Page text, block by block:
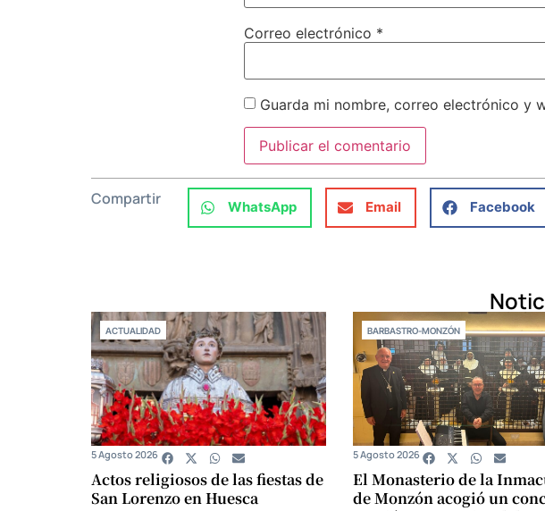
Correo electrónico *
Guarda mi nombre, correo electrónico y
Compartir WhatsApp Email Facebook
ACTUALIDAD
Actos religiosos de las fiestas de
San Lorenzo en Huesca
5 Agosto 2026
BARBASTRO-MONZÓN
El Monasterio de la
de Monzón acogió un
5 Agosto 2026